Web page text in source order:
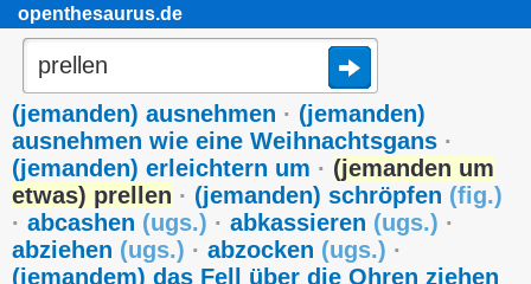
openthesaurus.de
(jemanden) ausnehmen · (jemanden)
ausnehmen wie eine Weihnachtsgans ·
(jemanden) erleichtern um · (jemanden um
etwas) prellen · (jemanden) schröpfen (fig.)
· abcashen (ugs.) · abkassieren (ugs.) ·
abziehen (ugs.) · abzocken (ugs.) ·
(jemandem) das Fell über die Ohren ziehen